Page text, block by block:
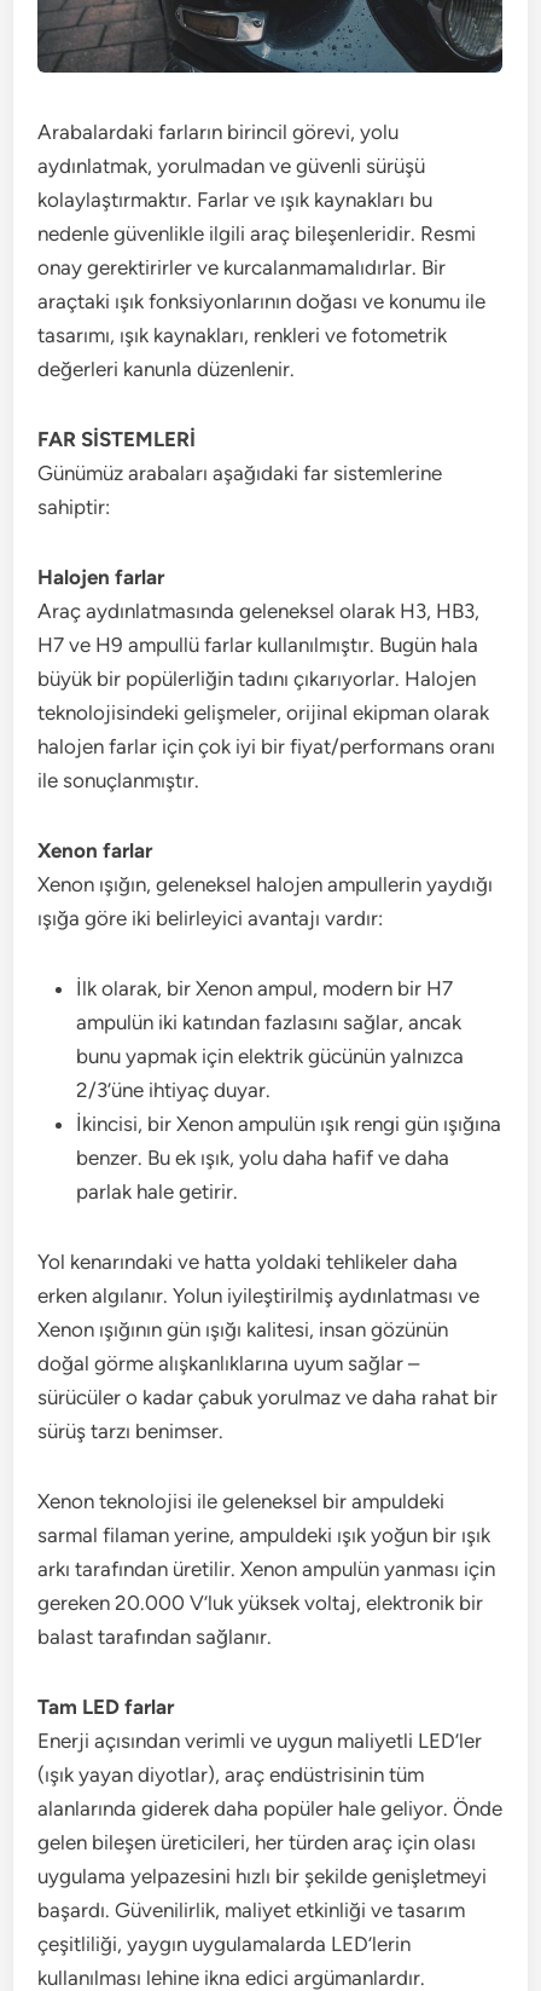
Arabalardaki farların birincil görevi, yolu
aydınlatmak, yorulmadan ve güvenli sürüşü
kolaylaştırmaktır. Farlar ve ışık kaynakları bu
nedenle güvenlikle ilgili araç bileşenleridir. Resmi
onay gerektirirler ve kurcalanmamalıdırlar. Bir
araçtaki ışık fonksiyonlarının doğası ve konumu ile
tasarımı, ışık kaynakları, renkleri ve fotometrik
değerleri kanunla düzenlenir.
FAR SİSTEMLERİ
Günümüz arabaları aşağıdaki far sistemlerine
sahiptir:
Halojen farlar
Araç aydınlatmasında geleneksel olarak H3, HB3,
H7 ve H9 ampullü farlar kullanılmıştır. Bugün hala
büyük bir popülerliğin tadını çıkarıyorlar. Halojen
teknolojisindeki gelişmeler, orijinal ekipman olarak
halojen farlar için çok iyi bir fiyat/performans oranı
ile sonuçlanmıştır.
Xenon farlar
Xenon ışığın, geleneksel halojen ampullerin yaydığı
ışığa göre iki belirleyici avantajı vardır:
İlk olarak, bir Xenon ampul, modern bir H7
ampulün iki katından fazlasını sağlar, ancak
bunu yapmak için elektrik gücünün yalnızca
2/3’üne ihtiyaç duyar.
İkincisi, bir Xenon ampulün ışık rengi gün ışığına
benzer. Bu ek ışık, yolu daha hafif ve daha
parlak hale getirir.
Yol kenarındaki ve hatta yoldaki tehlikeler daha
erken algılanır. Yolun iyileştirilmiş aydınlatması ve
Xenon ışığının gün ışığı kalitesi, insan gözünün
doğal görme alışkanlıklarına uyum sağlar –
sürücüler o kadar çabuk yorulmaz ve daha rahat bir
sürüş tarzı benimser.
Xenon teknolojisi ile geleneksel bir ampuldeki
sarmal filaman yerine, ampuldeki ışık yoğun bir ışık
arkı tarafından üretilir. Xenon ampulün yanması için
gereken 20.000 V’luk yüksek voltaj, elektronik bir
balast tarafından sağlanır.
Tam LED farlar
Enerji açısından verimli ve uygun maliyetli LED’ler
(ışık yayan diyotlar), araç endüstrisinin tüm
alanlarında giderek daha popüler hale geliyor. Önde
gelen bileşen üreticileri, her türden araç için olası
uygulama yelpazesini hızlı bir şekilde genişletmeyi
başardı. Güvenilirlik, maliyet etkinliği ve tasarım
çeşitliliği, yaygın uygulamalarda LED’lerin
kullanılması lehine ikna edici argümanlardır.